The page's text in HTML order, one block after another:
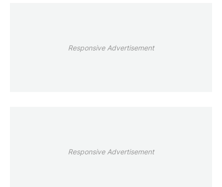
Responsive Advertisement
Responsive Advertisement